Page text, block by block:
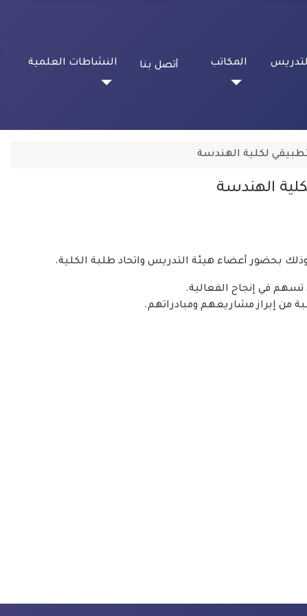
المكاتب أتصل بنا النشاطات العلمية
لكلية الهندسة
الهندسة
بحضور أعضاء هيئة التدريس واتحاد طلبة الكلية.
تسهم في إنجاح الفعالية.
من إبراز مشاريعهم ومبادراتهم.